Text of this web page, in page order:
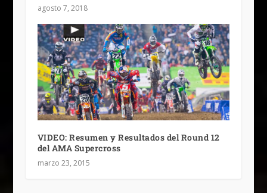
agosto 7, 2018
VIDEO: Resumen y Resultados del Round 12
del AMA Supercross
marzo 23, 2015